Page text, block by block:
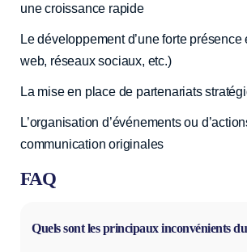
une croissance rapide
Le développement d’une forte
web, réseaux sociaux, etc.)
La mise en place de partenariats
L’organisation d’événements ou
communication originales
FAQ
Quels sont les principaux inconvénients du